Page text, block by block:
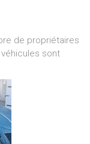
de propriétaires
sont